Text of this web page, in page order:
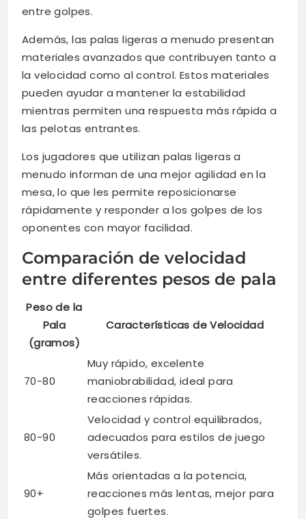
entre golpes.
Además, las palas ligeras a menudo presentan
materiales avanzados que contribuyen tanto a
la velocidad como al control. Estos materiales
pueden ayudar a mantener la estabilidad
mientras permiten una respuesta más rápida a
las pelotas entrantes.
Los jugadores que utilizan palas ligeras a
menudo informan de una mejor agilidad en la
mesa, lo que les permite reposicionarse
rápidamente y responder a los golpes de los
oponentes con mayor facilidad.
Comparación de velocidad
entre diferentes pesos de pala
Peso de la
Pala
(gramos)
Características de Velocidad
70-80
Muy rápido, excelente
maniobrabilidad, ideal para
reacciones rápidas.
80-90
Velocidad y control equilibrados,
adecuados para estilos de juego
versátiles.
90+
Más orientadas a la potencia,
reacciones más lentas, mejor para
golpes fuertes.